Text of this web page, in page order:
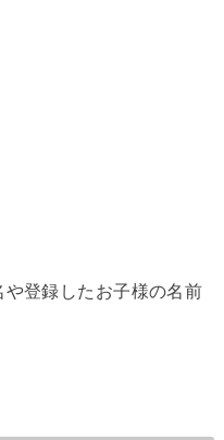
登録したお子様の名前